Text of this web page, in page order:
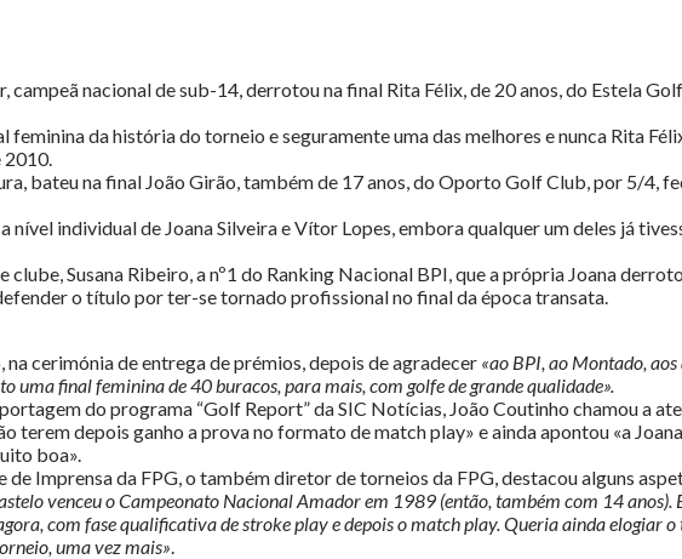
campeã nacional de sub-14, derrotou na final Rita Félix, de 20 anos, do Estela
feminina da história do torneio e seguramente uma das melhores e nunca Rita
2010.
bateu na final João Girão, também de 17 anos, do Oporto Golf Club, por 5/4,
nível individual de Joana Silveira e Vítor Lopes, embora qualquer um deles já
clube, Susana Ribeiro, a nº1 do Ranking Nacional BPI, que a própria Joana
o título por ter-se tornado profissional no final da época transata.
cerimónia de entrega de prémios, depois de agradecer «ao BPI, ao Montado,
uma final feminina de 40 buracos, para mais, com golfe de grande qualidade».
do programa “Golf Report” da SIC Notícias, João Coutinho chamou a
terem depois ganho a prova no formato de match play» e ainda apontou «a
boa».
de Imprensa da FPG, o também diretor de torneios da FPG, destacou alguns
venceu o Campeonato Nacional Amador em 1989 (então, também com 14
com fase qualificativa de stroke play e depois o match play. Queria ainda elogiar
uma vez mais».